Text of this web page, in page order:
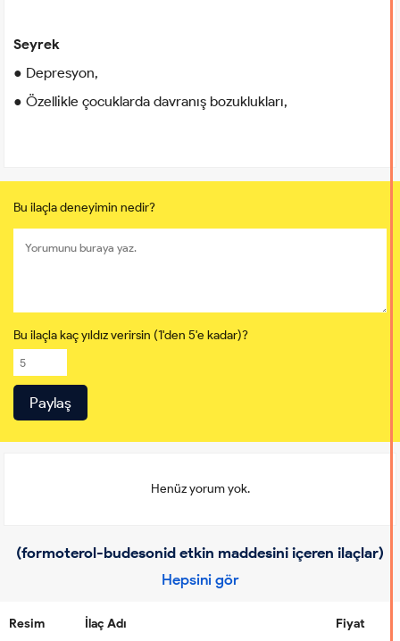
Seyrek
● Depresyon,
● Özellikle çocuklarda davranış bozuklukları,
Bu ilaçla deneyimin nedir?
Bu ilaçla kaç yıldız verirsin (1'den 5'e kadar)?
Henüz yorum yok.
(formoterol-budesonid etkin maddesini içeren ilaçlar)
Hepsini gör
Resim İlaç Adı Fiyat